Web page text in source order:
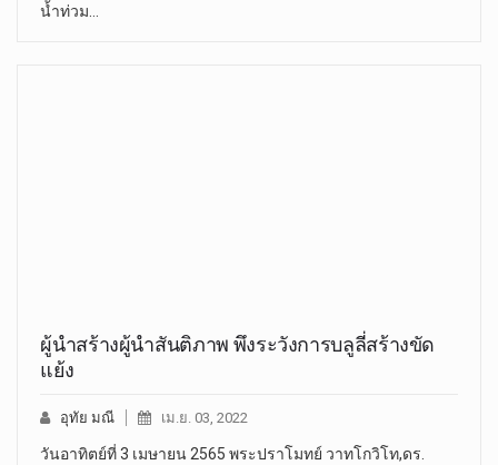
น้ำท่วม…
ผู้นำสร้างผู้นำสันติภาพ พึงระวังการบลูลี่สร้างขัด
แย้ง
อุทัย มณี เม.ย. 03, 2022
วันอาทิตย์ที่ 3 เมษายน 2565 พระปราโมทย์ วาทโกวิโท,ดร.